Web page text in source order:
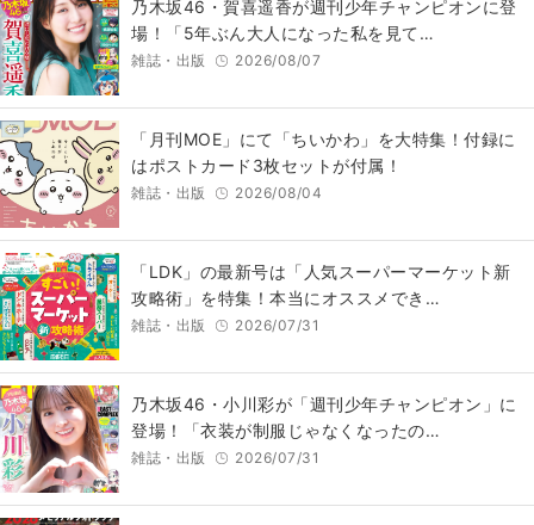
乃木坂46・賀喜遥香が週刊少年チャンピオンに登
場！「5年ぶん大人になった私を見て…
雑誌・出版 2026/08/07
「月刊MOE」にて「ちいかわ」を大特集！付録に
はポストカード3枚セットが付属！
雑誌・出版 2026/08/04
「LDK」の最新号は「人気スーパーマーケット新
攻略術」を特集！本当にオススメでき…
雑誌・出版 2026/07/31
乃木坂46・小川彩が「週刊少年チャンピオン」に
登場！「衣装が制服じゃなくなったの…
雑誌・出版 2026/07/31